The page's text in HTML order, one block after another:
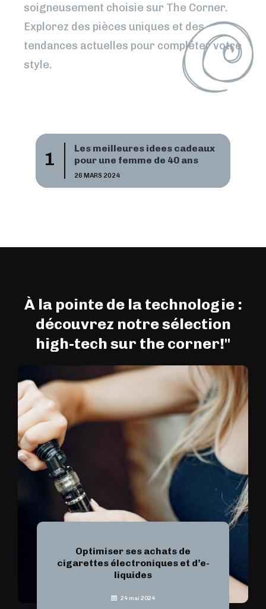
soigneusement choisie sur The Corner.
Explorez des pièces uniques et des
tendances actuelles pour compléter votre
style.
Les meilleures idees cadeaux
pour une femme de 40 ans
26 MARS 2024
À la pointe de la technologie :
découvrez notre sélection
high-tech sur the corner!"
Optimiser ses achats de
cigarettes électroniques et d’e-
liquides
24 mai 2024